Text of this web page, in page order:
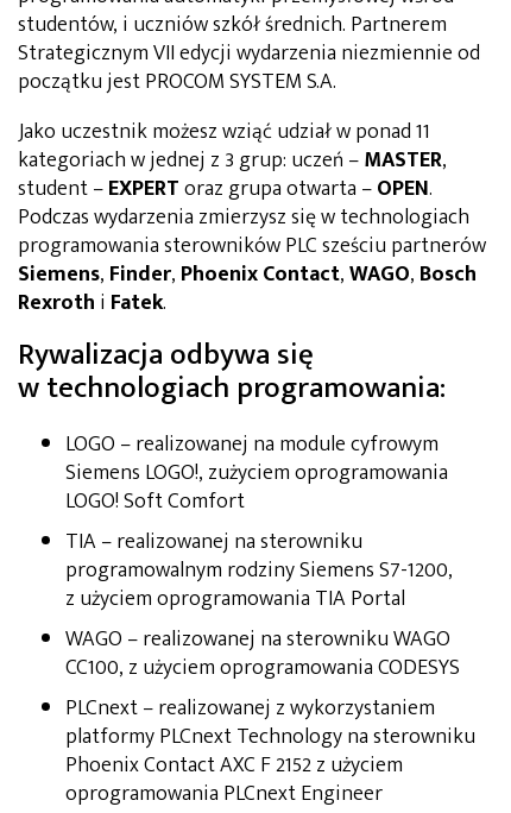
studentów, i uczniów szkół średnich. Partnerem
Strategicznym VII edycji wydarzenia niezmiennie od
początku jest PROCOM SYSTEM S.A.
Jako uczestnik możesz wziąć udział w ponad 11
kategoriach w jednej z 3 grup: uczeń –MASTER,
student –EXPERToraz grupa otwarta –OPEN.
Podczas wydarzenia zmierzysz się w technologiach
programowania sterowników PLC sześciu partnerów
Siemens, Finder, Phoenix Contact,WAGO, Bosch
Rexroth i Fatek.
Rywalizacja odbywa się
w technologiach programowania:
LOGO – realizowanej na module cyfrowym
Siemens LOGO!, zużyciem oprogramowania
LOGO! Soft Comfort
TIA – realizowanej na sterowniku
programowalnym rodziny Siemens S7-1200,
z użyciem oprogramowania TIA Portal
WAGO – realizowanej na sterowniku WAGO
CC100, z użyciem oprogramowania CODESYS
PLCnext – realizowanej z wykorzystaniem
platformy PLCnext Technology na sterowniku
Phoenix Contact AXC F 2152 z użyciem
oprogramowania PLCnext Engineer